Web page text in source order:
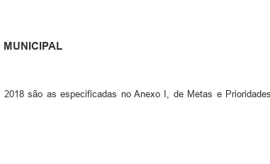
MUNICIPAL
são as especificadas no Anexo I, de Metas e